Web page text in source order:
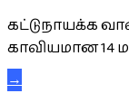
கட்டுநாயக்க
காவியமான 14
→